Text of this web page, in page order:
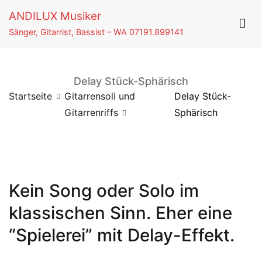
zum
Inhalt
ANDILUX Musiker
Sänger, Gitarrist, Bassist – WA 07191.899141
Delay Stück-Sphärisch
Startseite
Gitarrensoli und
Gitarrenriffs
Delay Stück-
Sphärisch
Kein Song oder Solo im
klassischen Sinn. Eher eine
“Spielerei” mit Delay-Effekt.